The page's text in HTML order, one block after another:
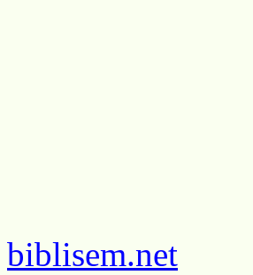
biblisem.net